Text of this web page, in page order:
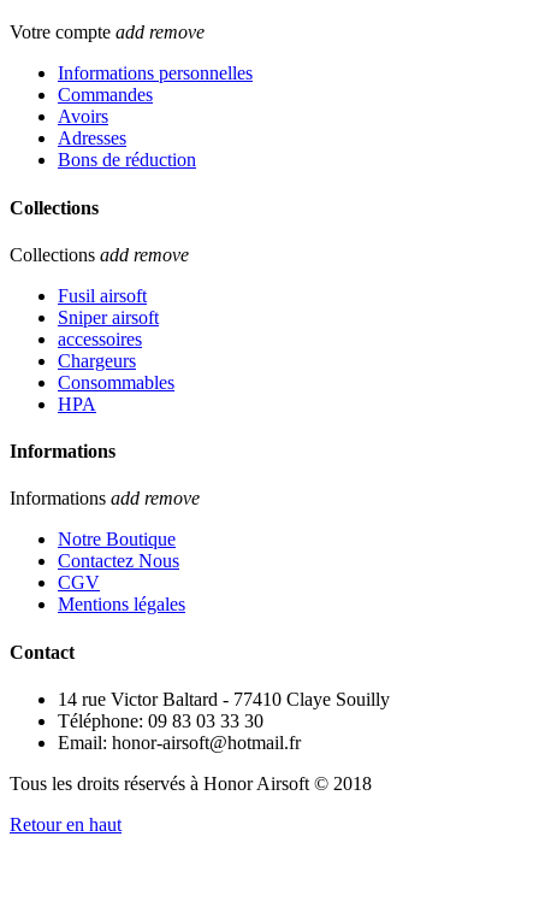
Votre compte add remove
Informations personnelles
Commandes
Avoirs
Adresses
Bons de réduction
Collections
Collections add remove
Fusil airsoft
Sniper airsoft
accessoires
Chargeurs
Consommables
HPA
Informations
Informations add remove
Notre Boutique
Contactez Nous
CGV
Mentions légales
Contact
14 rue Victor Baltard - 77410 Claye Souilly
Téléphone: 09 83 03 33 30
Email: honor-airsoft@hotmail.fr
Tous les droits réservés à Honor Airsoft © 2018
Retour en haut